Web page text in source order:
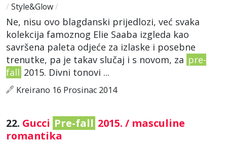
/ Style&Glow/
Ne, nisu ovo blagdanski prijedlozi, već svaka
kolekcija famoznog Elie Saaba izgleda kao
savršena paleta odjeće za izlaske i posebne
trenutke, pa je takav slučaj i s novom, za pre-
fall 2015. Divni tonovi ...
Kreirano 16 Prosinac 2014
22. Gucci Pre-fall 2015. / masculine
romantika